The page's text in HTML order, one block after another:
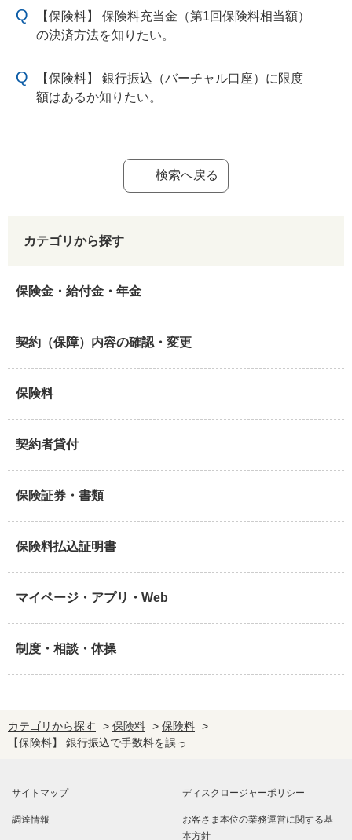
【保険料】 保険料充当金（第1回保険料相当額）
の決済方法を知りたい。
【保険料】 銀行振込（バーチャル口座）に限度
額はあるか知りたい。
検索へ戻る
カテゴリから探す
保険金・給付金・年金
契約（保障）内容の確認・変更
保険料
契約者貸付
保険証券・書類
保険料払込証明書
マイページ・アプリ・Web
制度・相談・体操
カテゴリから探す > 保険料 > 保険料 >
【保険料】 銀行振込で手数料を誤っ...
サイトマップ ディスクロージャーポリシー
調達情報 お客さま本位の業務運営に関する基
本方針